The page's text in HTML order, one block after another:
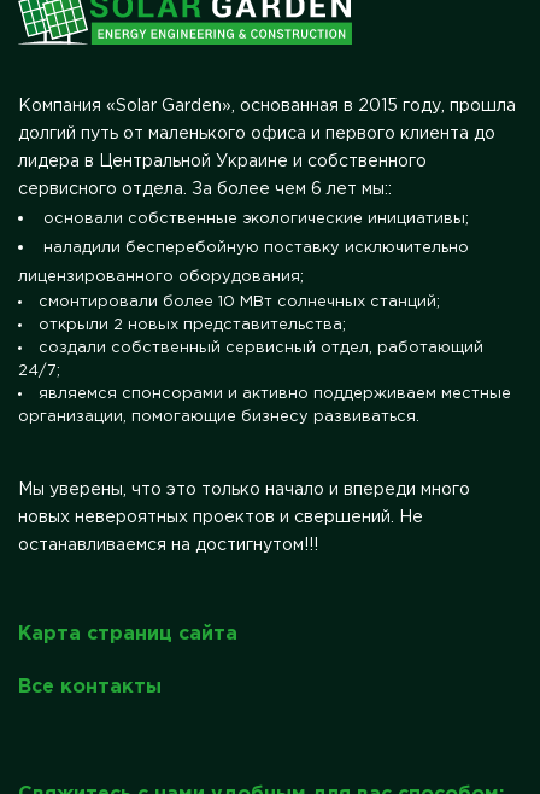
Карта страниц сайта
Все контакты
Компания «Solar Garden», основанная в 2015 году, прошла
долгий путь от маленького офиса и первого клиента до
лидера в Центральной Украине и собственного
сервисного отдела. За более чем 6 лет мы::
основали собственные экологические инициативы;
наладили бесперебойную поставку исключительно
лицензированного оборудования;
смонтировали более 10 МВт солнечных станций;
открыли 2 новых представительства;
создали собственный сервисный отдел, работающий
24/7;
являемся спонсорами и активно поддерживаем местные
организации, помогающие бизнесу развиваться.
Мы уверены, что это только начало и впереди много
новых невероятных проектов и свершений. Не
останавливаемся на достигнутом!!!